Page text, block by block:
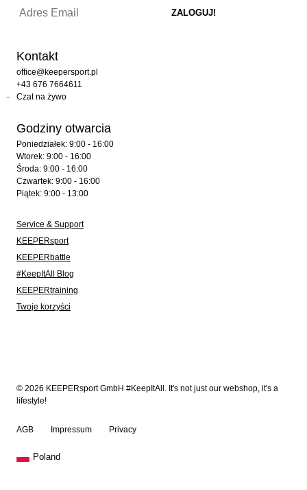
Kontakt
office@keepersport.pl
+43 676 7664611
Czat na żywo
Godziny otwarcia
Poniedziałek: 9:00 - 16:00
Wtorek: 9:00 - 16:00
Środa: 9:00 - 16:00
Czwartek: 9:00 - 16:00
Piątek: 9:00 - 13:00
Service & Support
KEEPERsport
KEEPERbattle
#KeepItAll Blog
KEEPERtraining
Twoje korzyści
© 2026 KEEPERsport GmbH #KeepItAll. It's not just our webshop, it's a
lifestyle!
AGB Impressum Privacy
Poland